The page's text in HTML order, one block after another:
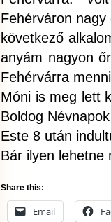
Fehérváron
következő
anyám nagyon
Fehérvárra
Móni is meg lett
Boldog
Este 8 után
Bár ilyen lehetne
Share this:
Email